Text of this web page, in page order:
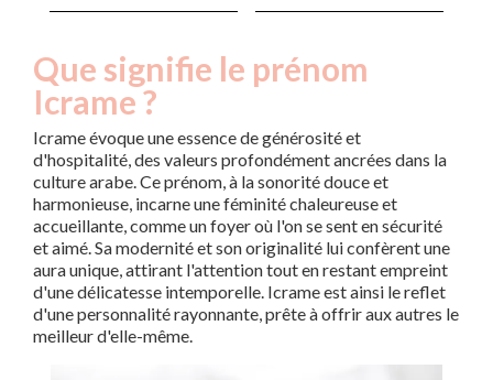
Que signifie le prénom
Icrame ?
Icrame évoque une essence de générosité et
d'hospitalité, des valeurs profondément ancrées dans la
culture arabe. Ce prénom, à la sonorité douce et
harmonieuse, incarne une féminité chaleureuse et
accueillante, comme un foyer où l'on se sent en sécurité
et aimé. Sa modernité et son originalité lui confèrent une
aura unique, attirant l'attention tout en restant empreint
d'une délicatesse intemporelle. Icrame est ainsi le reflet
d'une personnalité rayonnante, prête à offrir aux autres le
meilleur d'elle-même.